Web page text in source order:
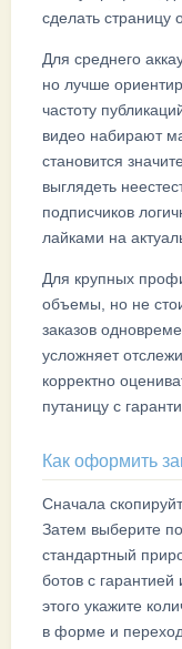
сделать страницу
Для среднего
но лучше
частоту
видео набирают
становится
выглядеть
подписчиков
лайками на
Для крупных
объемы, но не
заказов
усложняет
корректно
путаницу с
Как оформить
Сначала
Затем выберите
стандартный
ботов с
этого укажите
в форме и